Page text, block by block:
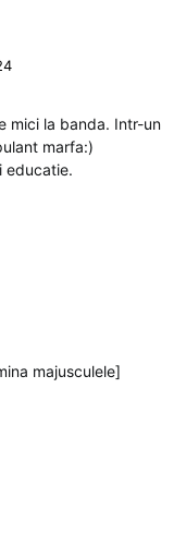
mici la banda. Intr-un
marfa:)
educatie.
majusculele]